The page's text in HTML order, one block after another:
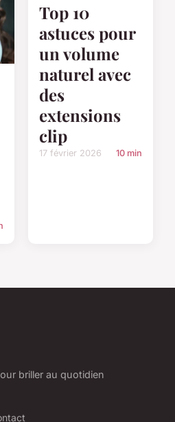
Top 10
astuces pour
un volume
naturel avec
des
extensions
clip
17 février 2026 10 min
briller au quotidien